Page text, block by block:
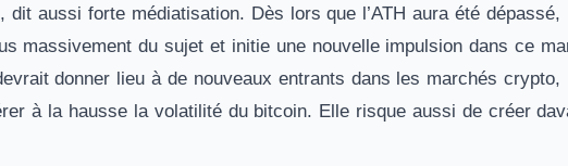
dit aussi forte médiatisation. Dès lors que l’ATH aura été
massivement du sujet et initie une nouvelle impulsion dans ce
donner lieu à de nouveaux entrants dans les marchés
à la hausse la volatilité du bitcoin. Elle risque aussi de créer